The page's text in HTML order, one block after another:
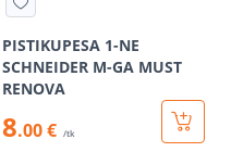
PISTIKUPESA 1-NE
SCHNEIDER M-GA MUST
RENOVA
8.00 € /tk